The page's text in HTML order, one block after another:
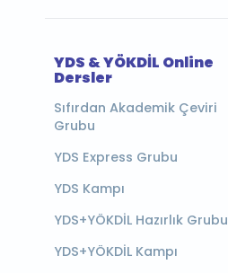
YDS & YÖKDİL Online
Dersler
Sıfırdan Akademik Çeviri
Grubu
YDS Express Grubu
YDS Kampı
YDS+YÖKDİL Hazırlık Grubu
YDS+YÖKDİL Kampı